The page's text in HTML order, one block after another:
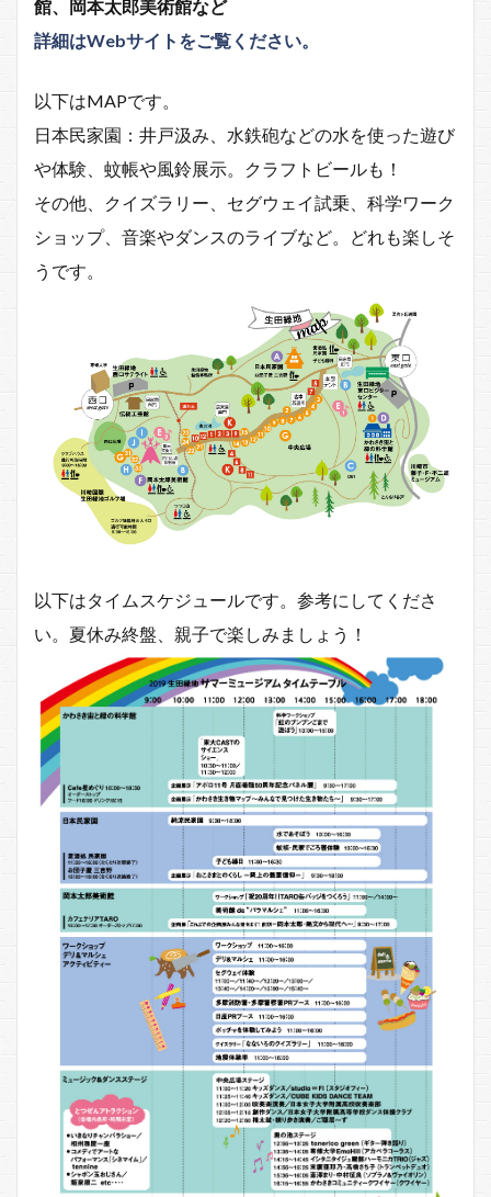
館、岡本太郎美術館など
詳細はWebサイトをご覧ください。
以下はMAPです。
日本民家園：井戸汲み、水鉄砲などの水を使った遊び
や体験、蚊帳や風鈴展示。クラフトビールも！
その他、クイズラリー、セグウェイ試乗、科学ワーク
ショップ、音楽やダンスのライブなど。どれも楽しそ
うです。
以下はタイムスケジュールです。参考にしてくださ
い。夏休み終盤、親子で楽しみましょう！